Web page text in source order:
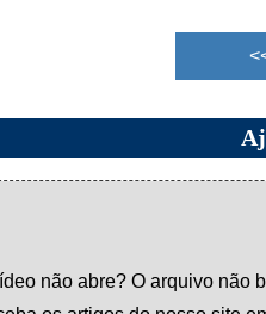
não abre? O arquivo não